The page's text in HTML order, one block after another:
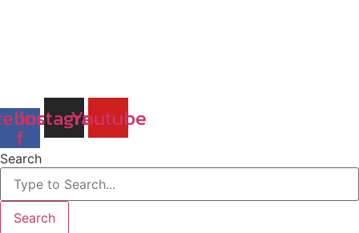
f
InstagramYoutube
Search
Search